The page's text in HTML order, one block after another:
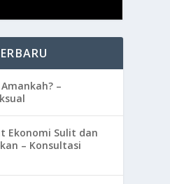
–
Ekonomi Sulit dan
– Konsultasi